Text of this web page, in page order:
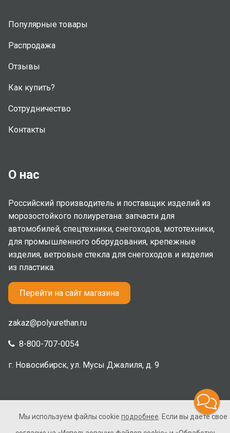
Популярные товары
Распродажа
Отзывы
Как купить?
Сотрудничество
Контакты
О нас
Российский производитель и поставщик изделий из
морозостойкого полиуретана: запчасти для
автомобилей, спецтехники, снегоходов, мототехники,
для промышленного оборудования, крепежные
изделия, ветровые стекла для снегоходов и изделия
из пластика.
Перейти на сайт магазина
zakaz@polyurethan.ru
8-800-707-0054
г. Новосибирск, ул. Мусы Джалиля, д. 9
2005-2026 © Полиуретан. Все права защищены. Не
Мы используем файлы cookie подробнее . Если вы даете свое